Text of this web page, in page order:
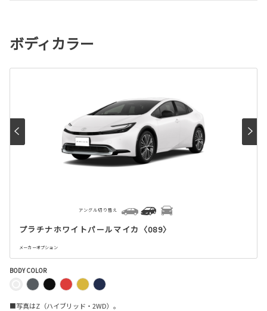
ボディカラー
プラチナホワイトパールマイカ〈089〉
メーカーオプション
アングル切り替え
BODY COLOR
■写真はZ（ハイブリッド・2WD）。